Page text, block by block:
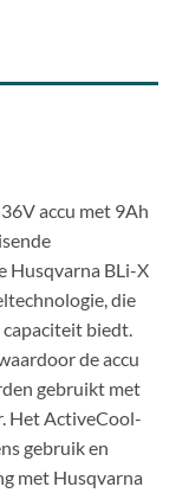
accu met 9Ah
Husqvarna BLi-X
die
biedt.
de accu
gebruikt met
Het ActiveCool-
gebruik en
met Husqvarna